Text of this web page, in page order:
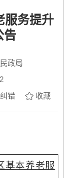
服务提升
告
政局
错 收藏
基本养老服